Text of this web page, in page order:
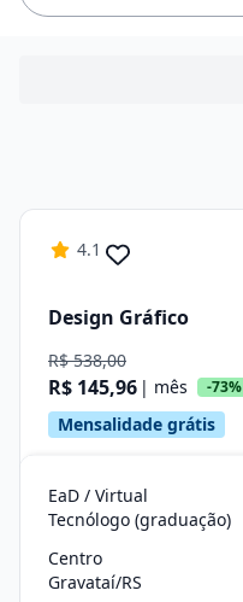
4.1
Design Gráfico
R$ 538,00
R$ 145,96 | mês -73%
Mensalidade grátis
EaD / Virtual
Tecnólogo (graduação)
Centro
Gravataí/RS